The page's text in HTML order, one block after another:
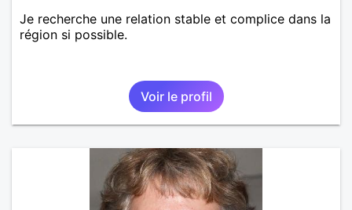
Je recherche une relation stable et complice dans la
région si possible.
Voir le profil